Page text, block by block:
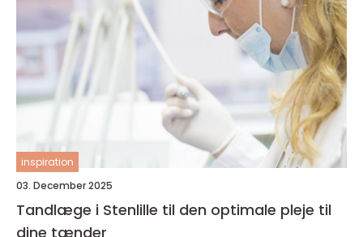
inspiration
03. December 2025
Tandlæge i Stenlille til den optimale pleje til
dine tænder